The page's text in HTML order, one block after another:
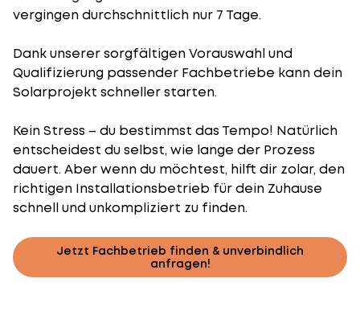
vergingen durchschnittlich nur 7 Tage.
Dank unserer sorgfältigen Vorauswahl und
Qualifizierung passender Fachbetriebe kann dein
Solarprojekt schneller starten.
Kein Stress – du bestimmst das Tempo! Natürlich
entscheidest du selbst, wie lange der Prozess
dauert. Aber wenn du möchtest, hilft dir zolar, den
richtigen Installationsbetrieb für dein Zuhause
schnell und unkompliziert zu finden.
Jetzt Fachbetrieb finden & unverbindlich
anfragen!